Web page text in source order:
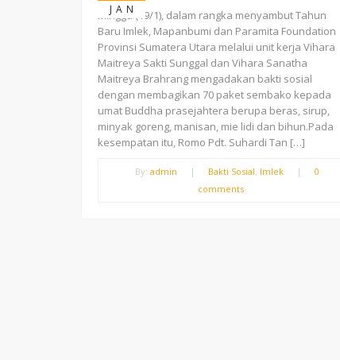
JAN
Minggu (19/1), dalam rangka menyambut Tahun
Baru Imlek, Mapanbumi dan Paramita Foundation
Provinsi Sumatera Utara melalui unit kerja Vihara
Maitreya Sakti Sunggal dan Vihara Sanatha
Maitreya Brahrang mengadakan bakti sosial
dengan membagikan 70 paket sembako kepada
umat Buddha prasejahtera berupa beras, sirup,
minyak goreng, manisan, mie lidi dan bihun.Pada
kesempatan itu, Romo Pdt. Suhardi Tan […]
By: admin | Bakti Sosial, Imlek |
0
comments